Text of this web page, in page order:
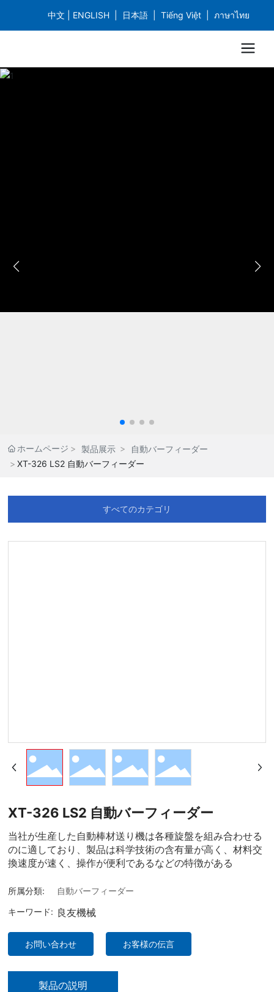
中文 | ENGLISH 日本語 Tiếng Việt ภาษาไทย
ホームページ 製品展示
自動バーフィーダー
XT-326 LS2 自動バーフィーダー
すべてのカテゴリ
XT-326 LS2 自動バーフィーダー
当社が生産した自動棒材送り機は各種旋盤を組み合わせる
のに適しており、製品は科学技術の含有量が高く、材料交
換速度が速く、操作が便利であるなどの特徴がある
所属分類:
自動バーフィーダー
キーワード: 良友機械
お問い合わせ お客様の伝言
製品の説明